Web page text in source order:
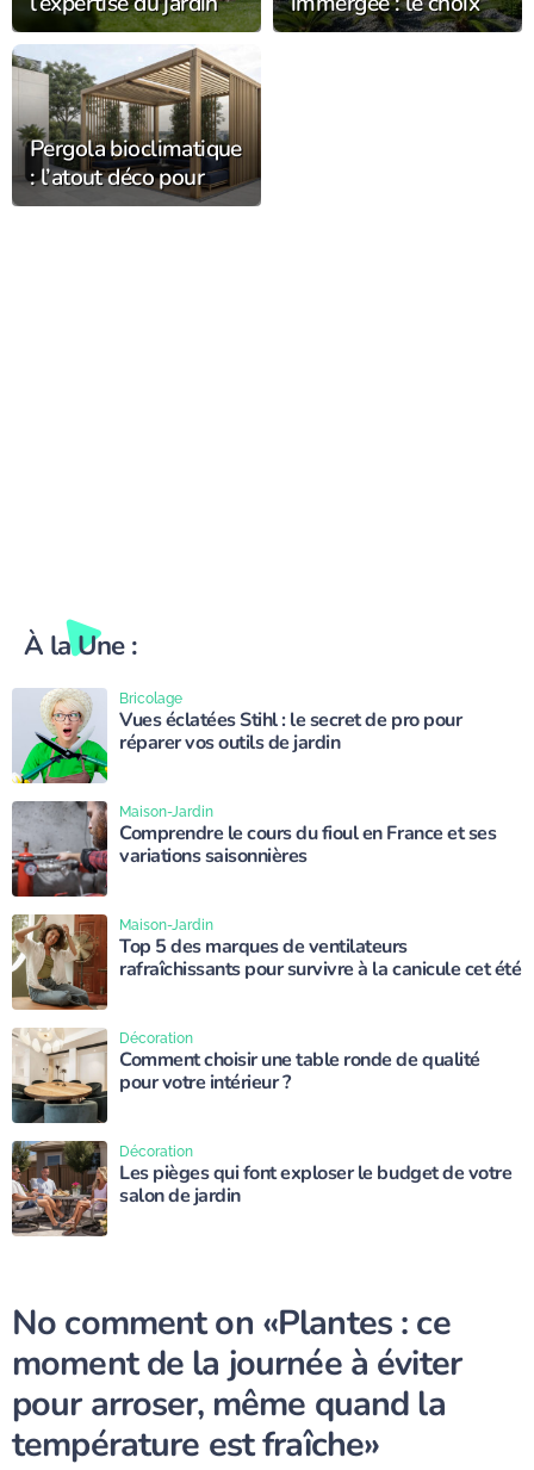
s’installe
durablement dans
l’Orne
tendance chez
Pergola bioclimatique
: l’atout déco pour
sublimer la
À la Une :
Vues éclatées Stihl : le secret de pro pour
réparer vos outils de jardin
Bricolage
Comprendre le cours du fioul en France et ses
variations saisonnières
Maison-Jardin
Top 5 des marques de ventilateurs
rafraîchissants pour survivre à la canicule cet été
Maison-Jardin
Comment choisir une table ronde de qualité
pour votre intérieur ?
Décoration
Les pièges qui font exploser le budget de votre
salon de jardin
Décoration
No comment on «Plantes : ce
moment de la journée à éviter
pour arroser, même quand la
température est fraîche»